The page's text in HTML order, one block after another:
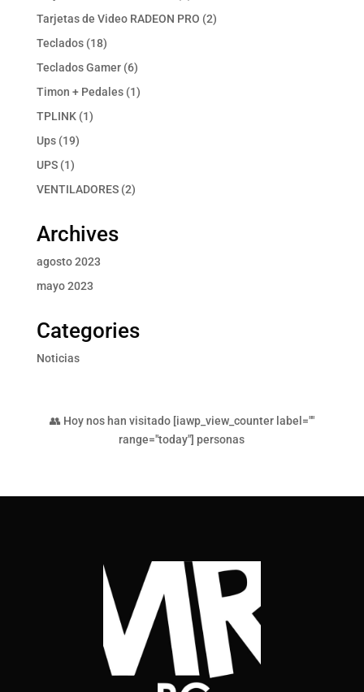
producto
Tarjetas de Video RADEON PRO 22
Teclados 1818
productos
Teclados Gamer 66
productos
Timon + Pedales 11
TPLINK 11
Ups 1919
UPS 11
producto
VENTILADORES 22
Archives
agosto 2023
mayo 2023
Categories
Noticias
👥 Hoy nos han visitado [iawp_view_counter label=""
range="today"] personas